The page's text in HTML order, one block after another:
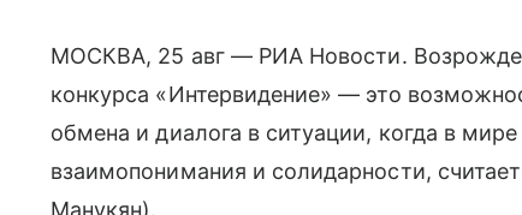
МОСКВА, 25 авг — РИА Новости.
конкурса «Интервидение» — это
обмена и диалога в ситуации, когда в
взаимопонимания и солидарности,
Манукян).